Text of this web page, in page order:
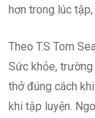
hơn trong lúc
Theo T.S Tom
Sức khỏe,
thở đúng cách
khi tập luyện.